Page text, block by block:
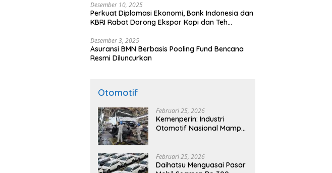
Desember 10, 2025
Perkuat Diplomasi Ekonomi, Bank Indonesia dan
KBRI Rabat Dorong Ekspor Kopi dan Teh
Desember 3, 2025
Asuransi BMN Berbasis Pooling Fund Bencana
Resmi Diluncurkan
Otomotif
Februari 25, 2026
Kemenperin: Industri
Otomotif Nasional Mampu
Februari 25, 2026
Daihatsu Menguasai Pasar